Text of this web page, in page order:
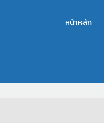
หน้าหลัก